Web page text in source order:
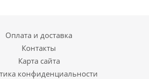
Оплата и доставка
Контакты
Карта сайта
конфиденциальности